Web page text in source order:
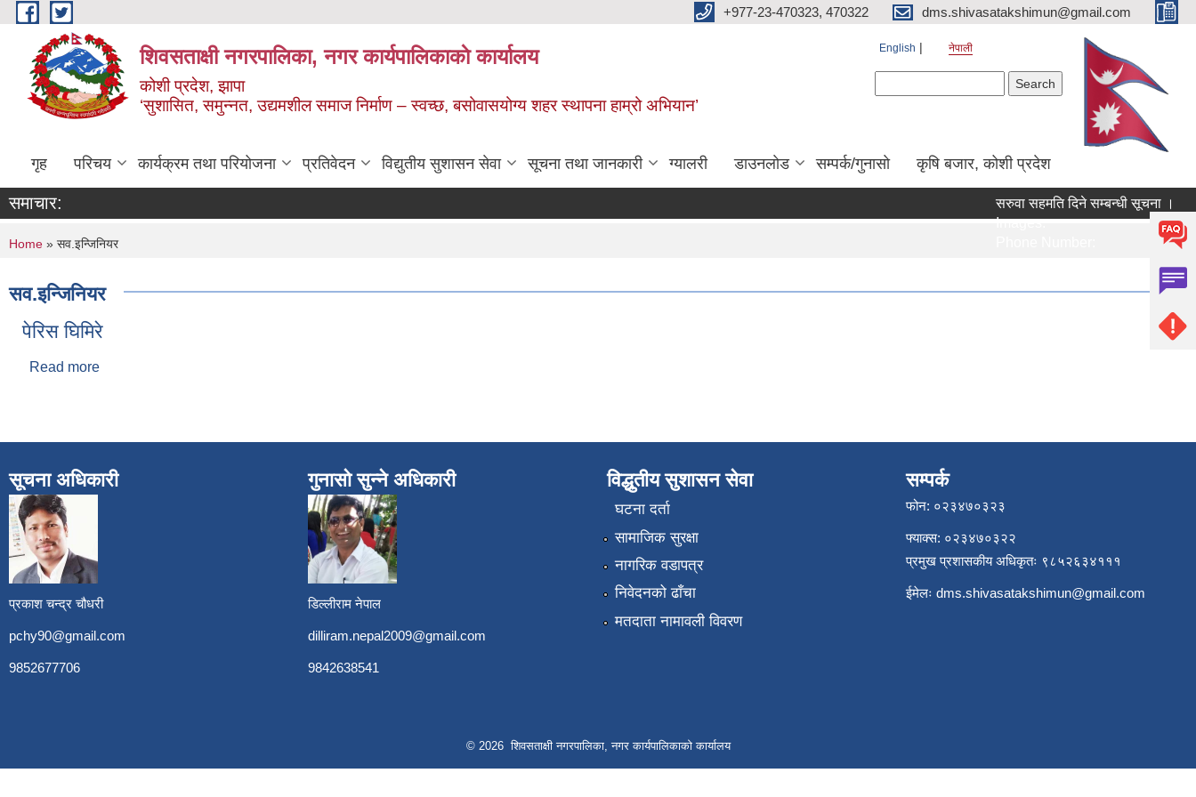
Skip to main content +977-23-470323, 470322 dms.shivasatakshimun@gmail.com
शिवसताक्षी नगरपालिका, नगर कार्यपालिकाकाे कार्यालय
कोशी प्रदेश, झापा
‘सुशासित, समुन्‍नत, उद्यमशील समाज निर्माण – स्वच्छ, बसोवासयोग्य शहर स्थापना हाम्रो अभियान’
English नेपाली
गृह परिचय कार्यक्रम तथा परियोजना प्रतिवेदन विद्युतीय सुशासन सेवा सूचना तथा जानकारी ग्यालरी डाउनलाेड सम्पर्क/गुनासाे कृषि बजार, कोशी प्रदेश
समाचार:
सरुवा सहमति दिने सम्बन्धी सूचना ।
Images:
You are here
Home » सव.इन्जिनियर
सव.इन्जिनियर
पेरिस घिमिरे
Read more
सूचना अधिकारी
प्रकाश चन्द्र चौधरी
pchy90@gmail.com
9852677706
गुनासो सुन्ने अधिकारी
डिल्लीराम नेपाल
dilliram.nepal2009@gmail.com
9842638541
विद्धुतीय सुशासन सेवा
घटना दर्ता
सामाजिक सुरक्षा
नागरिक वडापत्र
निवेदनको ढाँचा
मतदाता नामावली विवरण
सम्पर्क
फोन: ०२३४७०३२३
फ्याक्स: ०२३४७०३२२
प्रमुख प्रशासकीय अधिकृतः ९८५२६३४१११
ईमेलः dms.shivasatakshimun@gmail.com
© 2026 शिवसताक्षी नगरपालिका, नगर कार्यपालिकाकाे कार्यालय